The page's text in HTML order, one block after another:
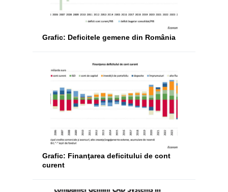
Grafic: Deficitele gemene din România
Grafic: Finanţarea deficitului de cont
curent